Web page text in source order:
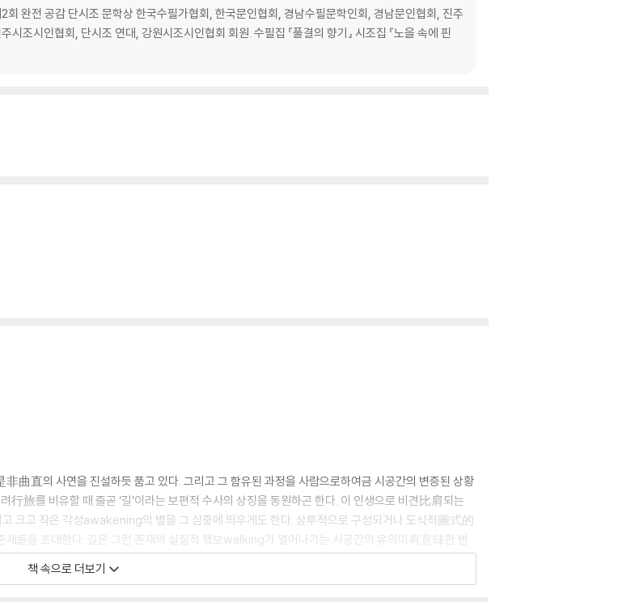
회 완전 공감 단시조 문학상 한국수필가협회, 한국문인협회, 경남수필문학인회, 경남문인협회, 진주
조시인협회, 단시조 연대, 강원시조시인협회 회원. 수필집 『풀결의 향기』 시조집 『노을 속에 핀
曲直의 사연을 진설하듯 품고 있다. 그리고 그 함유된 과정을 사람으로하여금 시공간의 변증된 상황
旅를 비유할 때 줄곧 ‘길’이라는 보편적 수사의 상징을 동원하곤 한다. 이 인생으로 비견比肩되는
크고 작은 각성awakening의 별을 그 심중에 띄우게도 한다. 상투적으로 구성되거나 도식적圖式的
재들을 초대한다. 길은 그런 존재의 실질적 행보walking가 열어나가는 시공간의 유의미有意味한 변
인생 궤적인 셈이다.
책 속으로 더보기